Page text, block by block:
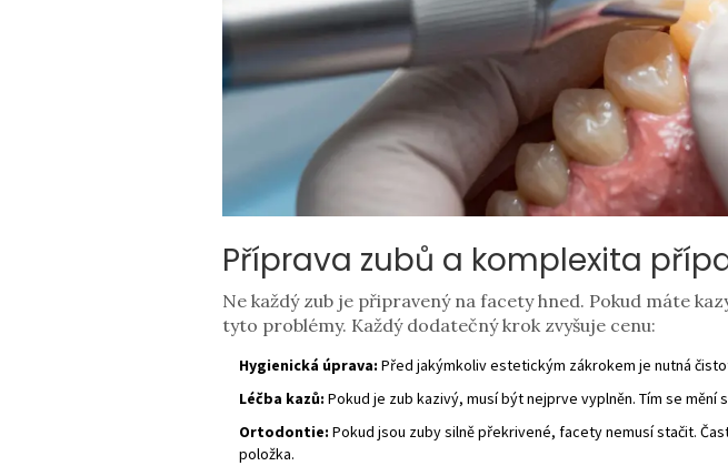
Příprava zubů a komplexita
Ne každý zub je připravený na facety hned. Pokud máte
tyto problémy. Každý dodatečný krok zvyšuje cenu:
Hygienická úprava: Před jakýmkoliv estetickým zákrokem je nutná
Léčba kazů: Pokud je zub kazivý, musí být nejprve vyplněn. Tím se
Ortodontie: Pokud jsou zuby silně překrivené, facety nemusí stačit.
položka.